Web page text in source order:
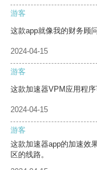
游客
这款app就像我的财务顾
2024-04-15
游客
这款加速器VPM应用程
2024-04-15
游客
这款加速器app的加速效
区的线路。